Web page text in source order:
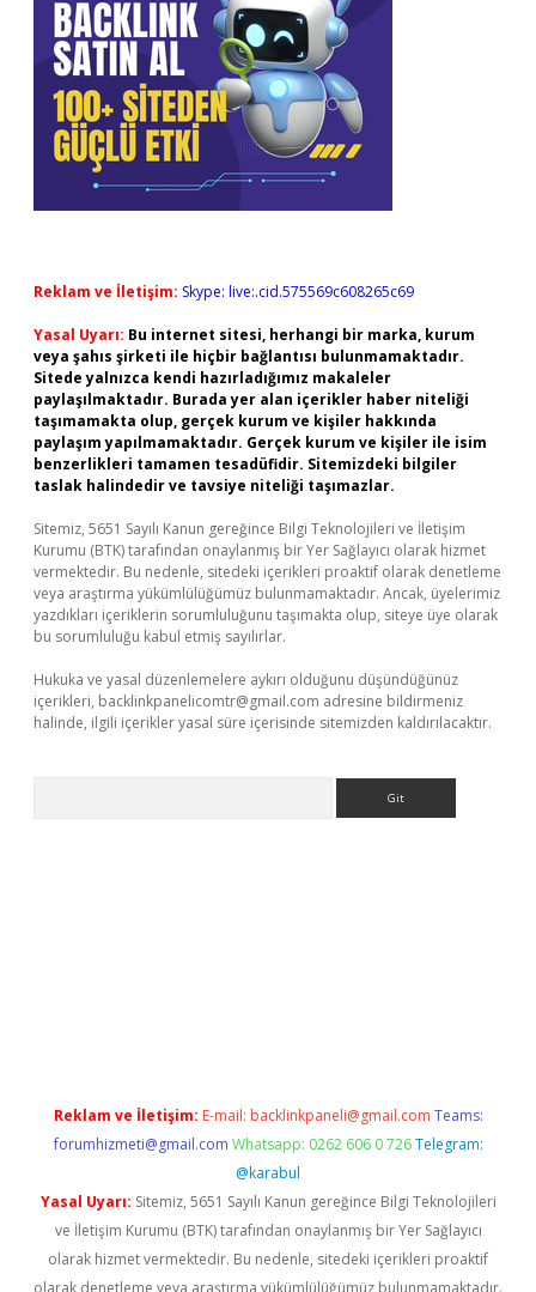
Reklam ve İletişim: Skype: live:.cid.575569c608265c69
Yasal Uyarı: Bu internet sitesi, herhangi bir marka, kurum
veya şahıs şirketi ile hiçbir bağlantısı bulunmamaktadır.
Sitede yalnızca kendi hazırladığımız makaleler
paylaşılmaktadır. Burada yer alan içerikler haber niteliği
taşımamakta olup, gerçek kurum ve kişiler hakkında
paylaşım yapılmamaktadır. Gerçek kurum ve kişiler ile isim
benzerlikleri tamamen tesadüfidir. Sitemizdeki bilgiler
taslak halindedir ve tavsiye niteliği taşımazlar.
Sitemiz, 5651 Sayılı Kanun gereğince Bilgi Teknolojileri ve İletişim
Kurumu (BTK) tarafından onaylanmış bir Yer Sağlayıcı olarak hizmet
vermektedir. Bu nedenle, sitedeki içerikleri proaktif olarak denetleme
veya araştırma yükümlülüğümüz bulunmamaktadır. Ancak, üyelerimiz
yazdıkları içeriklerin sorumluluğunu taşımakta olup, siteye üye olarak
bu sorumluluğu kabul etmiş sayılırlar.
Hukuka ve yasal düzenlemelere aykırı olduğunu düşündüğünüz
içerikleri, backlinkpanelicomtr@gmail.com adresine bildirmeniz
halinde, ilgili içerikler yasal süre içerisinde sitemizden kaldırılacaktır.
Reklam ve İletişim: E-mail: backlinkpaneli@gmail.com Teams:
forumhizmeti@gmail.com Whatsapp: 0262 606 0 726 Telegram:
@karabul
Yasal Uyarı: Sitemiz, 5651 Sayılı Kanun gereğince Bilgi Teknolojileri
ve İletişim Kurumu (BTK) tarafından onaylanmış bir Yer Sağlayıcı
olarak hizmet vermektedir. Bu nedenle, sitedeki içerikleri proaktif
olarak denetleme veya araştırma yükümlülüğümüz bulunmamaktadır.